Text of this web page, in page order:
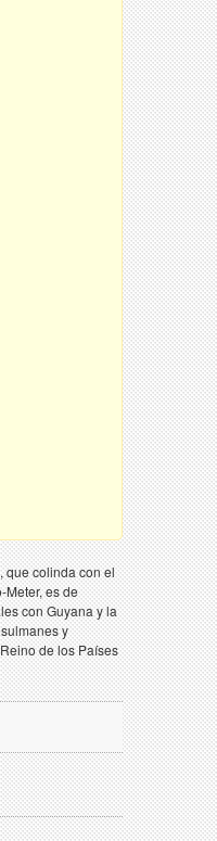
que colinda con el
Meter, es de
con Guyana y la
y
de los Países